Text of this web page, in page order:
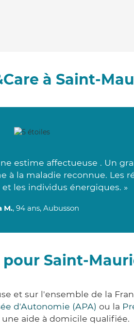
à Saint-
estime affectueuse . Un
la maladie reconnue. Les
les individus énergiques. »
M., 94 ans, Aubusson
Saint-
et sur l'ensemble de la
d'Autonomie (APA) ou la
aide à domicile qualifiée.